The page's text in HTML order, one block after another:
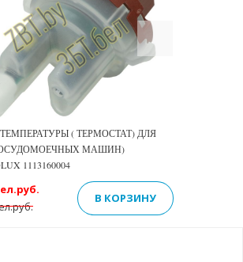
( ТЕРМОСТАТ) ДЛЯ
МАШИН)
1113160004
В КОРЗИНУ